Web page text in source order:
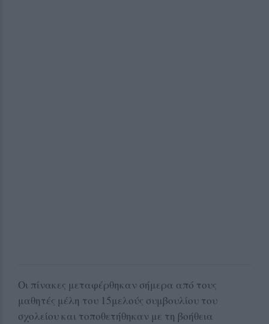
Οι πίνακες μεταφέρθηκαν σήμερα από τους
μαθητές μέλη του 15μελούς συμβουλίου του
σχολείου και τοποθετήθηκαν με τη βοήθεια